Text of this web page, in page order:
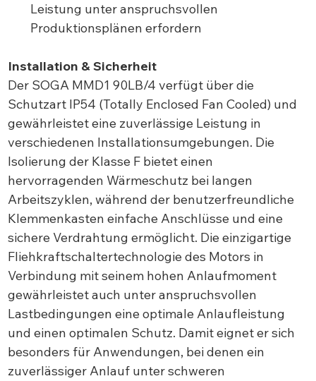
Leistung unter anspruchsvollen
Produktionsplänen erfordern
Installation & Sicherheit
Der SOGA MMD1 90LB/4 verfügt über die
Schutzart IP54 (Totally Enclosed Fan Cooled) und
gewährleistet eine zuverlässige Leistung in
verschiedenen Installationsumgebungen. Die
Isolierung der Klasse F bietet einen
hervorragenden Wärmeschutz bei langen
Arbeitszyklen, während der benutzerfreundliche
Klemmenkasten einfache Anschlüsse und eine
sichere Verdrahtung ermöglicht. Die einzigartige
Fliehkraftschaltertechnologie des Motors in
Verbindung mit seinem hohen Anlaufmoment
gewährleistet auch unter anspruchsvollen
Lastbedingungen eine optimale Anlaufleistung
und einen optimalen Schutz. Damit eignet er sich
besonders für Anwendungen, bei denen ein
zuverlässiger Anlauf unter schweren